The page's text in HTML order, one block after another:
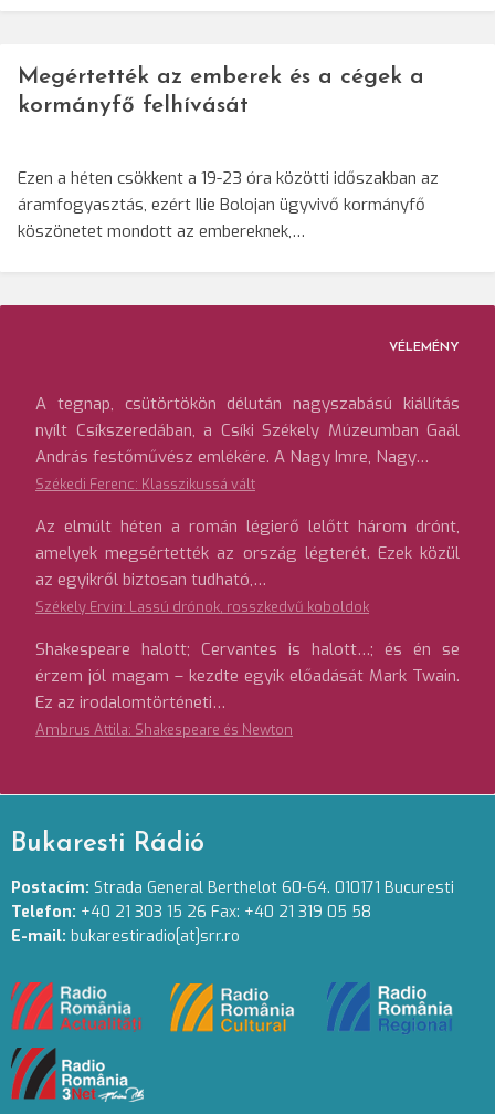
Megértették az emberek és a cégek a
kormányfő felhívását
Ezen a héten csökkent a 19-23 óra közötti időszakban az
áramfogyasztás, ezért Ilie Bolojan ügyvivő kormányfő
köszönetet mondott az embereknek,…
VÉLEMÉNY
A tegnap, csütörtökön délután nagyszabású kiállítás
nyílt Csíkszeredában, a Csíki Székely Múzeumban Gaál
András festőművész emlékére. A Nagy Imre, Nagy…
Székedi Ferenc: Klasszikussá vált
Az elmúlt héten a román légierő lelőtt három drónt,
amelyek megsértették az ország légterét. Ezek közül
az egyikről biztosan tudható,…
Székely Ervin: Lassú drónok, rosszkedvű koboldok
Shakespeare halott; Cervantes is halott…; és én se
érzem jól magam – kezdte egyik előadását Mark Twain.
Ez az irodalomtörténeti…
Ambrus Attila: Shakespeare és Newton
Bukaresti Rádió
Postacím: Strada General Berthelot 60-64. 010171 Bucuresti
Telefon: +40 21 303 15 26 Fax: +40 21 319 05 58
E-mail: bukarestiradio[at]srr.ro